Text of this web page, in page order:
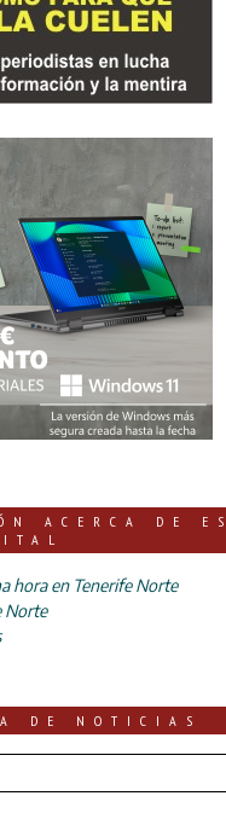
ACERCA DE
hora en Tenerife Norte
Norte
DE NOTICIAS